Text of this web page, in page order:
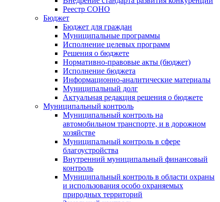
Реестр СОНО
Бюджет
Бюджет для граждан
Муниципальные программы
Исполнение целевых программ
Решения о бюджете
Нормативно-правовые акты (бюджет)
Исполнение бюджета
Информационно-аналитические материалы
Муниципальный долг
Актуальная редакция решения о бюджете
Муниципальный контроль
Муниципальный контроль на
автомобильном транспорте, и в дорожном
хозяйстве
Муниципальный контроль в сфере
благоустройства
Внутренний муниципальный финансовый
контроль
Муниципальный контроль в области охраны
и использования особо охраняемых
природных территорий